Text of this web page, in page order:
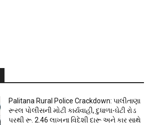
Palitana Rural Police Crackdown: પાલીતાણા
રૂરલ પોલીસની મોટી કાર્યવાહી, દુધાળા-ઘેટી રોડ
પરથી રૂ. 2.46 લાખના વિદેશી દારૂ અને કાર સાથે